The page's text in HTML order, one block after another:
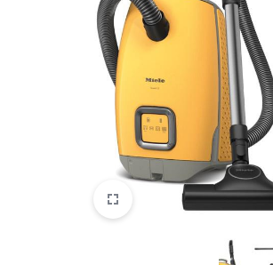
VIEDPULKSTEŅI
SKAISTUMAM UN VESELĪBAI
DATORTEHNIKA, PRECES
BIROJAM
KLIMATAM
SPORTAM UN ATPŪTAI